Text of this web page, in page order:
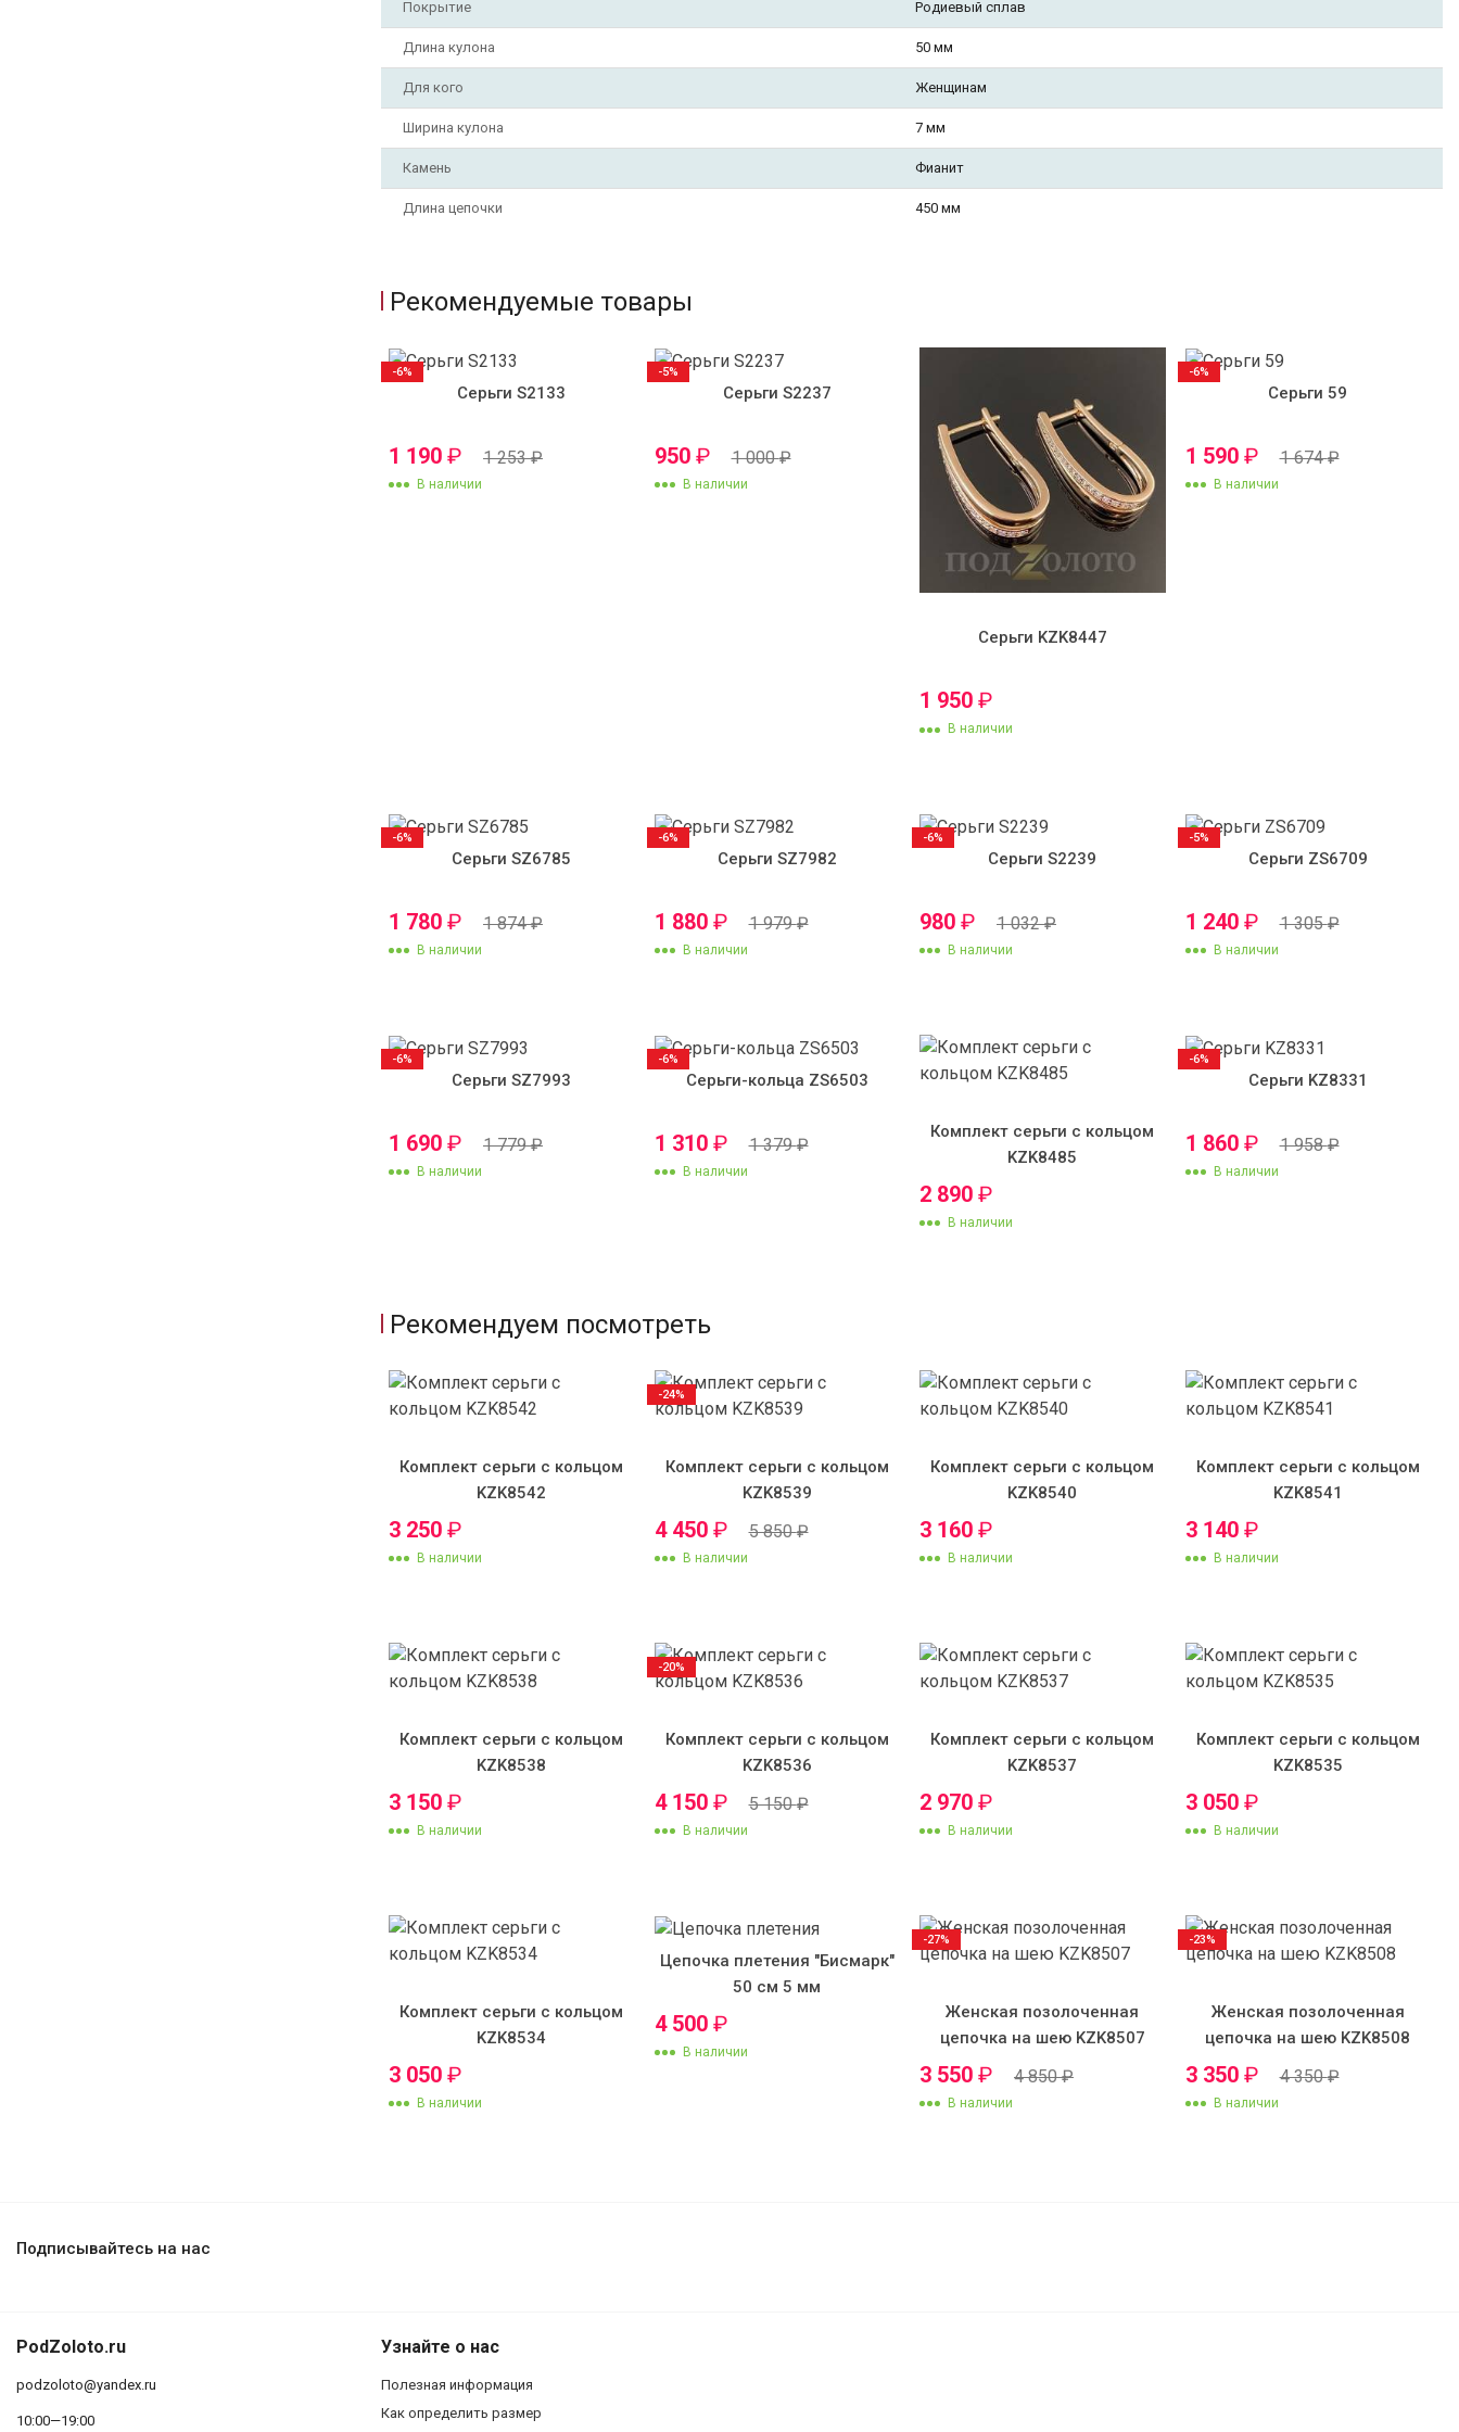
Покрытие Родиевый сплав
Длина кулона 50 мм
Для кого Женщинам
Ширина кулона 7 мм
Камень Фианит
Длина цепочки 450 мм
Рекомендуемые товары
Серьги S2133
1 190 ₽ 1 253₽
В наличии
-6%
Серьги S2237
950 ₽ 1 000₽
В наличии
-5%
Серьги KZK8447
1 950 ₽
В наличии
Серьги 59
1 590 ₽ 1 674₽
В наличии
-6%
Серьги SZ6785
1 780 ₽ 1 874₽
В наличии
-6%
Серьги SZ7982
1 880 ₽ 1 979₽
В наличии
-6%
Серьги S2239
980 ₽ 1 032₽
В наличии
-6%
Серьги ZS6709
1 240 ₽ 1 305₽
В наличии
-5%
Серьги SZ7993
1 690 ₽ 1 779₽
В наличии
-6%
Серьги-кольца ZS6503
1 310 ₽ 1 379₽
В наличии
-6%
Комплект серьги с кольцом
KZK8485
2 890 ₽
В наличии
Серьги KZ8331
1 860 ₽ 1 958₽
В наличии
-6%
Рекомендуем посмотреть
Комплект серьги с кольцом
KZK8542
3 250 ₽
В наличии
Комплект серьги с кольцом
KZK8539
4 450 ₽ 5 850₽
В наличии
-24%
Комплект серьги с кольцом
KZK8540
3 160 ₽
В наличии
Комплект серьги с кольцом
KZK8541
3 140 ₽
В наличии
Комплект серьги с кольцом
KZK8538
3 150 ₽
В наличии
Комплект серьги с кольцом
KZK8536
4 150 ₽ 5 150₽
В наличии
-20%
Комплект серьги с кольцом
KZK8537
2 970 ₽
В наличии
Комплект серьги с кольцом
KZK8535
3 050 ₽
В наличии
Комплект серьги с кольцом
KZK8534
3 050 ₽
В наличии
Цепочка плетения "Бисмарк"
50 см 5 мм
4 500 ₽
В наличии
Женская позолоченная
цепочка на шею KZK8507
3 550 ₽ 4 850₽
В наличии
-27%
Женская позолоченная
цепочка на шею KZK8508
3 350 ₽ 4 350₽
В наличии
-23%
Подписывайтесь на нас
PodZoloto.ru
podzoloto@yandex.ru
10:00—19:00
Узнайте о нас
Полезная информация
Как определить размер